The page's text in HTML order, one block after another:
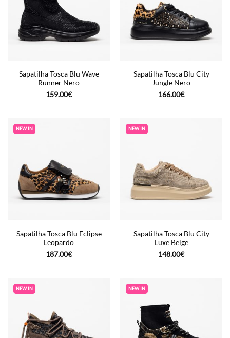
Sapatilha Tosca Blu Wave
Runner Nero
159.00€
Sapatilha Tosca Blu City
Jungle Nero
166.00€
NEW IN
Sapatilha Tosca Blu Eclipse
Leopardo
187.00€
NEW IN
Sapatilha Tosca Blu City
Luxe Beige
148.00€
NEW IN NEW IN